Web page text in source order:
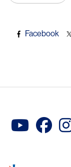
Facebook